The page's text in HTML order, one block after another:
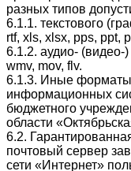
разных типов
6.1.1. текстового
rtf, xls, xlsx, pps, ppt,
6.1.2. аудио- (видео-
wmv, mov, flv.
6.1.3. Иные
информационных
бюджетного
области
6.2.
почтовый сервер
сети «Интернет»